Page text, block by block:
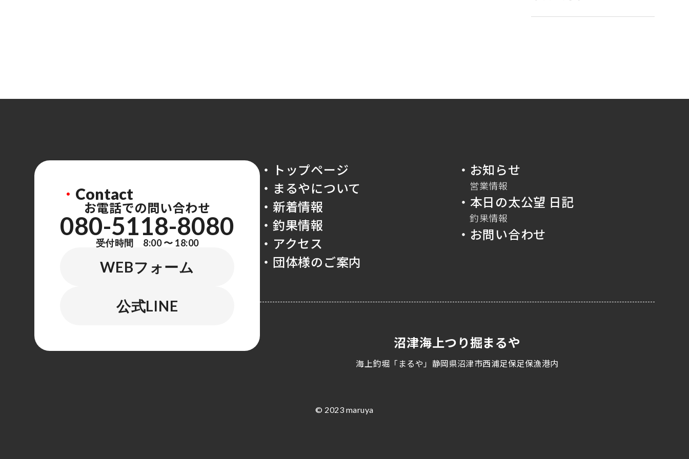
・ Contact
お電話での問い合わせ
080-5118-8080
受付時間 8:00 〜 18:00
WEBフォーム
公式LINE
・トップページ
・まるやについて
・新着情報
・釣果情報
・アクセス
・団体様のご案内
・お知らせ
営業情報
・本日の太公望 日記
釣果情報
・お問い合わせ
沼津海上つり掘まるや
海上釣堀「まるや」静岡県沼津市西浦足保足保漁港内
© 2023 maruya